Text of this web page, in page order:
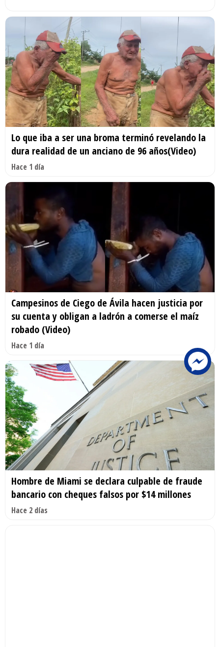
Lo que iba a ser una broma terminó revelando la
dura realidad de un anciano de 96 años(Video)
Hace 1 día
Campesinos de Ciego de Ávila hacen justicia por
su cuenta y obligan a ladrón a comerse el maíz
robado (Video)
Hace 1 día
Hombre de Miami se declara culpable de fraude
bancario con cheques falsos por $14 millones
Hace 2 días